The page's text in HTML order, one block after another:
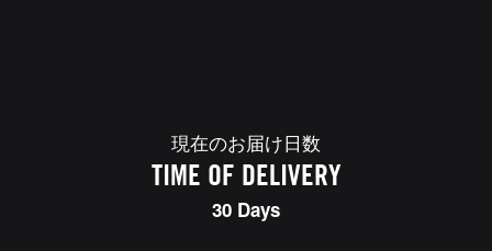
現在のお届け日数
TIME OF DELIVERY
30 Days